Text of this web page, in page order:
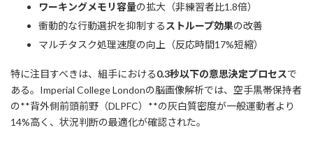
ワーキングメモリ容量の拡大（非練習者比1.8倍）
衝動的な行動選択を抑制するストループ効果の改善
マルチタスク処理速度の向上（反応時間17%短縮）
特に注目すべきは、組手における0.3秒以下の意思決定プロセスで
ある。Imperial College Londonの脳画像解析では、空手黒帯保持者
の**背外側前頭前野（DLPFC）**の灰白質密度が一般運動者より
14%高く、状況判断の最適化が確認された。